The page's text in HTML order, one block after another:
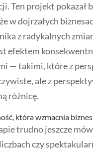
Ten projekt pokazał
w dojrzałych
z radykalnych
efektem
— takimi, które z
ale z
różnicę.
która wzmacnia biznes
trudno jeszcze
czy